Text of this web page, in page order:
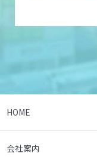
HOME
会社案内